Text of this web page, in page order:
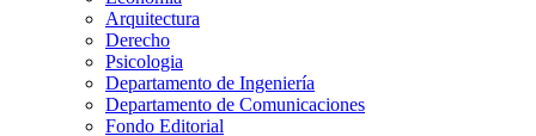
Arquitectura
Derecho
Psicologia
Departamento de Ingeniería
Departamento de Comunicaciones
Fondo Editorial